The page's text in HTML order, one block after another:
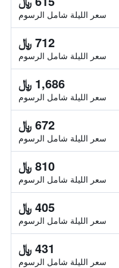
سعر الليلة شامل الرسوم
712 ﷼
سعر الليلة شامل الرسوم
1,686 ﷼
سعر الليلة شامل الرسوم
672 ﷼
سعر الليلة شامل الرسوم
810 ﷼
سعر الليلة شامل الرسوم
405 ﷼
سعر الليلة شامل الرسوم
431 ﷼
سعر الليلة شامل الرسوم